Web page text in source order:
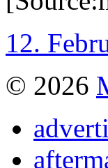
12.
© 2026